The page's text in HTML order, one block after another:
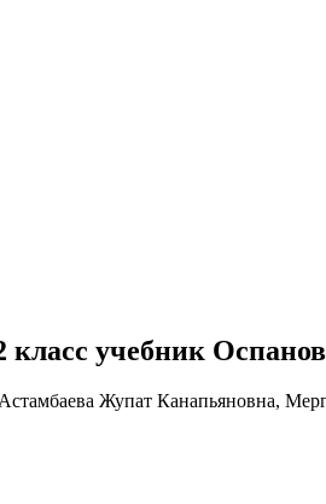
класс учебник